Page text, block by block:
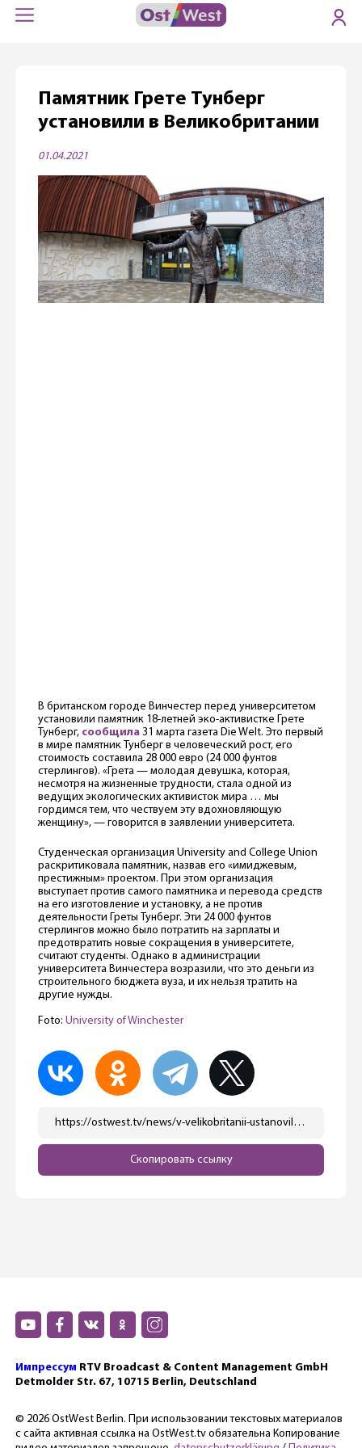
Памятник Грете Тунберг
установили в Великобритании
01.04.2021
В британском городе Винчестер перед университетом
установили памятник 18-летней эко-активистке Грете
Тунберг, сообщила31 марта газета Die Welt. Это первый
в мире памятник Тунберг в человеческий рост, его
стоимость составила 28 000 евро (24 000 фунтов
стерлингов). «Грета — молодая девушка, которая,
несмотря на жизненные трудности, стала одной из
ведущих экологических активисток мира … мы
гордимся тем, что чествуем эту вдохновляющую
женщину», — говорится в заявлении университета.
Студенческая организация University and College Union
раскритиковала памятник, назвав его «имиджевым,
престижным» проектом. При этом организация
выступает против самого памятника и перевода средств
на его изготовление и установку, а не против
деятельности Греты Тунберг. Эти 24 000 фунтов
стерлингов можно было потратить на зарплаты и
предотвратить новые сокращения в университете,
считают студенты. Однако в администрации
университета Винчестера возразили, что это деньги из
строительного бюджета вуза, и их нельзя тратить на
другие нужды.
Foto: University of Winchester
https://ostwest.tv/news/v-velikobritanii-ustanovili-pamyatnik-grete-tunberg/
Скопировать ссылку
Импрессум RTV Broadcast & Content Management GmbH
Detmolder Str. 67, 10715 Berlin, Deutschland
© 2026 OstWest Berlin. При использовании текстовых материалов
с сайта активная ссылка на OstWest.tv обязательна Копирование